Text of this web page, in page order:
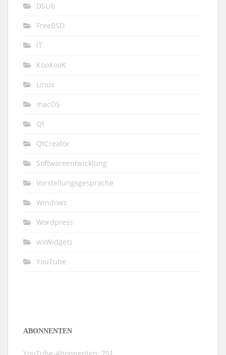
DSLib
FreeBSD
IT
KooKooK
Linux
macOS
Qt
QtCreator
Softwareentwicklung
Vorstellungsgespräche
Windows
Wordpress
wxWidgets
YouTube
ABONNENTEN